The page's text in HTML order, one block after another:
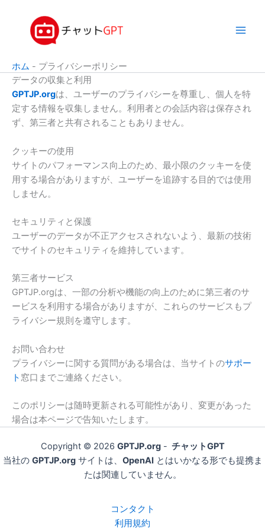
ホム - プライバシーポリシー
データの収集と利用
GPTJP.orgは、ユーザーのプライバシーを尊重し、個人を特
定する情報を収集しません。利用者との会話内容は保存され
ず、第三者と共有されることもありません。
クッキーの使用
サイトのパフォーマンス向上のため、最小限のクッキーを使
用する場合がありますが、ユーザーを追跡する目的では使用
しません。
セキュリティと保護
ユーザーのデータが不正アクセスされないよう、最新の技術
でサイトのセキュリティを維持しています。
第三者サービス
GPTJP.orgは、一部の分析や機能の向上のために第三者のサ
ービスを利用する場合がありますが、これらのサービスもプ
ライバシー規則を遵守します。
お問い合わせ
プライバシーに関する質問がある場合は、当サイトのサポー
ト 窓口までご連絡ください。
このポリシーは随時更新される可能性があり、変更があった
場合は本ページで告知いたします。
Copyright © 2026 GPTJP.org- チャットGPT
当社の GPTJP.orgサイトは、 OpenAIとはいかなる形でも提携ま
たは関連していません。
コンタクト
利用規約